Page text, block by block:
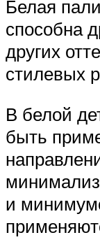
Белая
способна
других
стилевых
В белой
быть
и